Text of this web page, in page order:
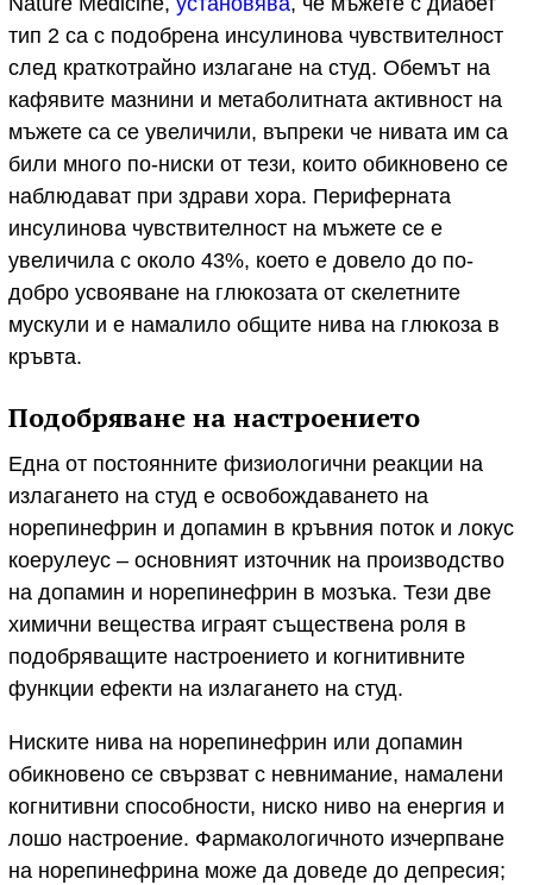
тип 2 са с подобрена инсулинова чувствителност
след краткотрайно излагане на студ. Обемът на
кафявите мазнини и метаболитната активност на
мъжете са се увеличили, въпреки че нивата им са
били много по-ниски от тези, които обикновено се
наблюдават при здрави хора. Периферната
инсулинова чувствителност на мъжете се е
увеличила с около 43%, което е довело до по-
добро усвояване на глюкозата от скелетните
мускули и е намалило общите нива на глюкоза в
кръвта.
Подобряване на настроението
Една от постоянните физиологични реакции на
излагането на студ е освобождаването на
норепинефрин и допамин в кръвния поток и локус
коерулеус – основният източник на производство
на допамин и норепинефрин в мозъка. Тези две
химични вещества играят съществена роля в
подобряващите настроението и когнитивните
функции ефекти на излагането на студ.
Ниските нива на норепинефрин или допамин
обикновено се свързват с невнимание, намалени
когнитивни способности, ниско ниво на енергия и
лошо настроение. Фармакологичното изчерпване
на норепинефрина може да доведе до депресия;